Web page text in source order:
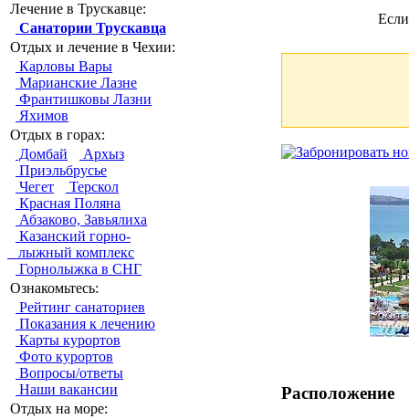
Лечение в Трускавце:
Санатории Трускавца
Отдых и лечение в Чехии:
Карловы Вары
Марианские Лазне
Франтишковы Лазни
Яхимов
Отдых в горах:
Домбай
Архыз
Приэльбрусье
Чегет
Терскол
Красная Поляна
Абзаково, Завьялиха
Казанский горно-
лыжный комплекс
Горнолыжка в СНГ
Ознакомьтесь:
Рейтинг санаториев
Показания к лечению
Карты курортов
Фото курортов
Вопросы/ответы
Наши вакансии
Отдых на море:
Расположение